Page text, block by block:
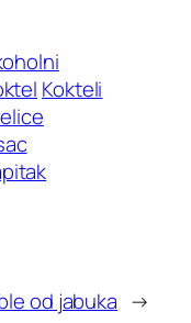
Kokteli
od jabuka →